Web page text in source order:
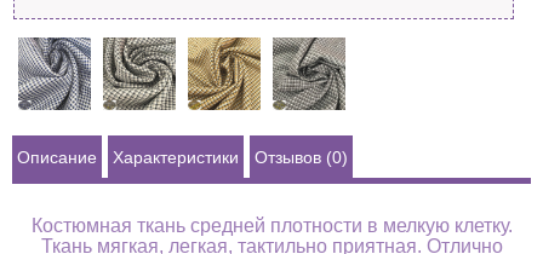
Описание Характеристики Отзывов (0)
Костюмная ткань средней плотности в мелкую клетку.
Ткань мягкая, легкая, тактильно приятная. Отлично